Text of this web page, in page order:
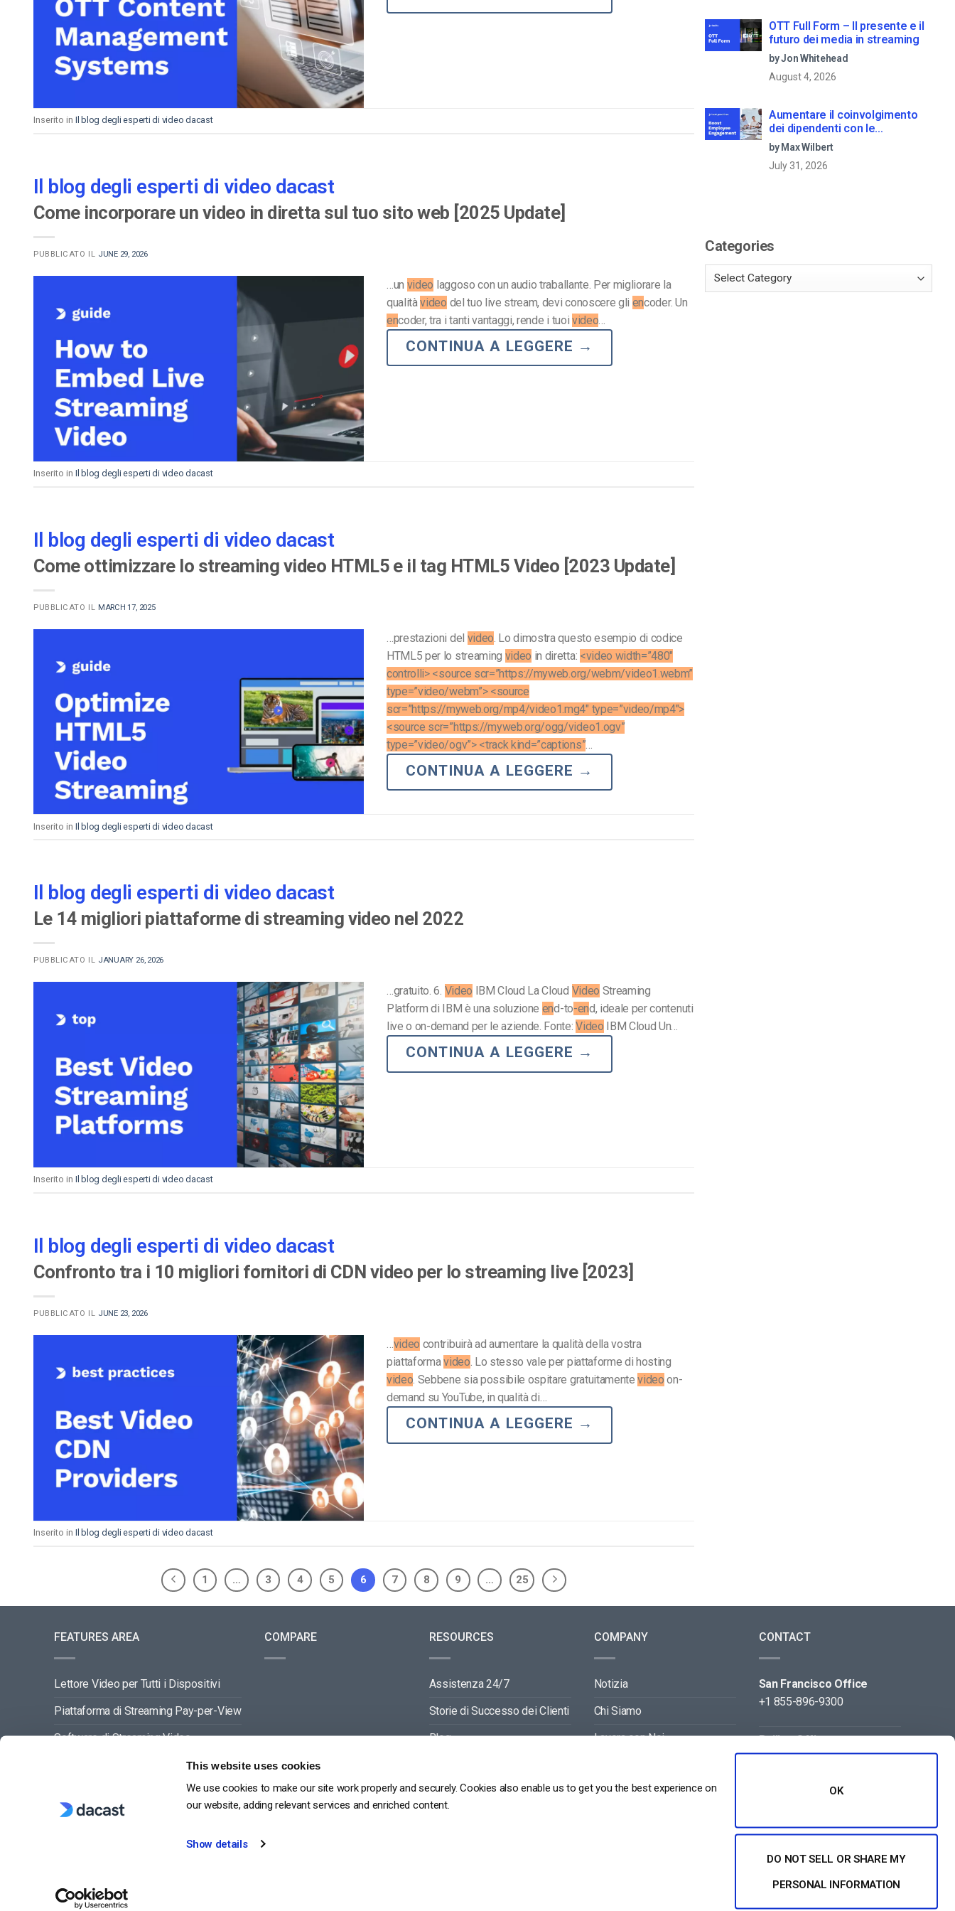
This website uses cookies
We use cookies to make our site work properly and securely. Cookies also enable us to get you the best experience on
our website, adding relevant services and enriched content.
Show details
OK
DO NOT SELL OR SHARE MY
PERSONAL INFORMATION
Video CMS
Privacy e Sicurezza
Monetizzazione Video
Inserito in Il blog degli esperti di video dacast
Il blog degli esperti di video dacast
Come incorporare un video in diretta sul tuo sito web [2025 Update]
PUBBLICATO IL JUNE 29, 2026
…un video laggoso con un audio traballante. Per migliorare la
qualitàvideo del tuo live stream, devi conoscere gli encoder. Un
encoder, tra i tanti vantaggi, rende i tuoi video…
CONTINUA A LEGGERE →
Inserito in Il blog degli esperti di video dacast
Il blog degli esperti di video dacast
Come ottimizzare lo streaming video HTML5 e il tag HTML5 Video [2023 Update]
PUBBLICATO IL MARCH 17, 2025
…prestazioni del video . Lo dimostra questo esempio di codice
HTML5 per lo streaming video in diretta: <video width=”480″
controlli> <source scr=”https://myweb.org/webm/video1.webm”
type=”video/webm”> <source
scr=”https://myweb.org/mp4/video1.mg4″ type=”video/mp4″>
<source scr=”https://myweb.org/ogg/video1.ogv”
type=”video/ogv”> <track kind=”captions”
CONTINUA A LEGGERE →
Inserito in Il blog degli esperti di video dacast
Il blog degli esperti di video dacast
Le 14 migliori piattaforme di streaming video nel 2022
PUBBLICATO IL JANUARY 26, 2026
…gratuito. 6. Video IBM Cloud La Cloud Video Streaming
Platform di IBM è una soluzione end-to-end, ideale per contenuti
live o on-demand per le aziende. Fonte:Video IBM Cloud Un…
CONTINUA A LEGGERE →
Inserito in Il blog degli esperti di video dacast
Il blog degli esperti di video dacast
Confronto tra i 10 migliori fornitori di CDN video per lo streaming live [2023]
PUBBLICATO IL JUNE 23, 2026
…video contribuirà ad aumentare la qualità della vostra
piattaformavideo. Lo stesso vale per piattaforme di hosting
video. Sebbene sia possibile ospitare gratuitamentevideo on-
demand su YouTube, in qualità di…
CONTINUA A LEGGERE →
Inserito in Il blog degli esperti di video dacast
1 … 3 4 5 6 7 8 9 … 25
OTT Full Form – Il presente e il
futuro dei media in streaming
by Jon Whitehead
August 4, 2026
Aumentare il coinvolgimento
dei dipendenti con le
comunicazioni aziendali in live
streaming
by Max Wilbert
July 31, 2026
Categories
FEATURES AREA
Lettore Video per Tutti i Dispositivi
Piattaforma di Streaming Pay-per-View
Software di Streaming Video
Gestione dei Contenuti Video
COMPARE RESOURCES
Assistenza 24/7
Storie di Successo dei Clienti
Blog
Player API Documentation
COMPANY
Notizia
Chi Siamo
Lavora con Noi
Partners
CONTACT
San Francisco Office
+1 855-896-9300
Beijing Office
+86 105-123-5043